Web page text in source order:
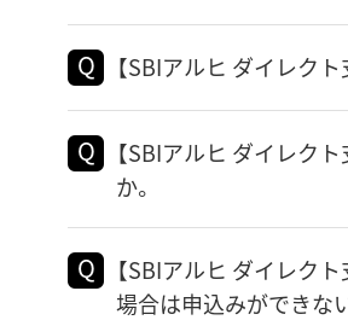
【SBIアルヒ ダイレク
【SBIアルヒ ダイレク
か。
【SBIアルヒ ダイレク
場合は申込みができな